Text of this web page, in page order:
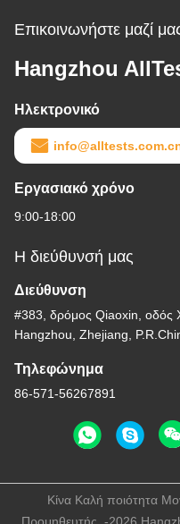
Επικοινωνήστε μαζί
Hangzhou
Ηλεκτρονικό
Εργασιακό χρόνο
9:00-18:00
Η διεύθυνσή μας
Διεύθυνση
#383, δρόμος Qiaoxin, οδός
Hangzhou, Zhejiang,
Τηλεφώνημα
86-571-56267891
Κίνα Καλή ποιότητα